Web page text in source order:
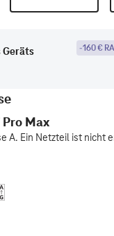
Geräts -160 €
Max
A. Ein Netzteil ist nicht